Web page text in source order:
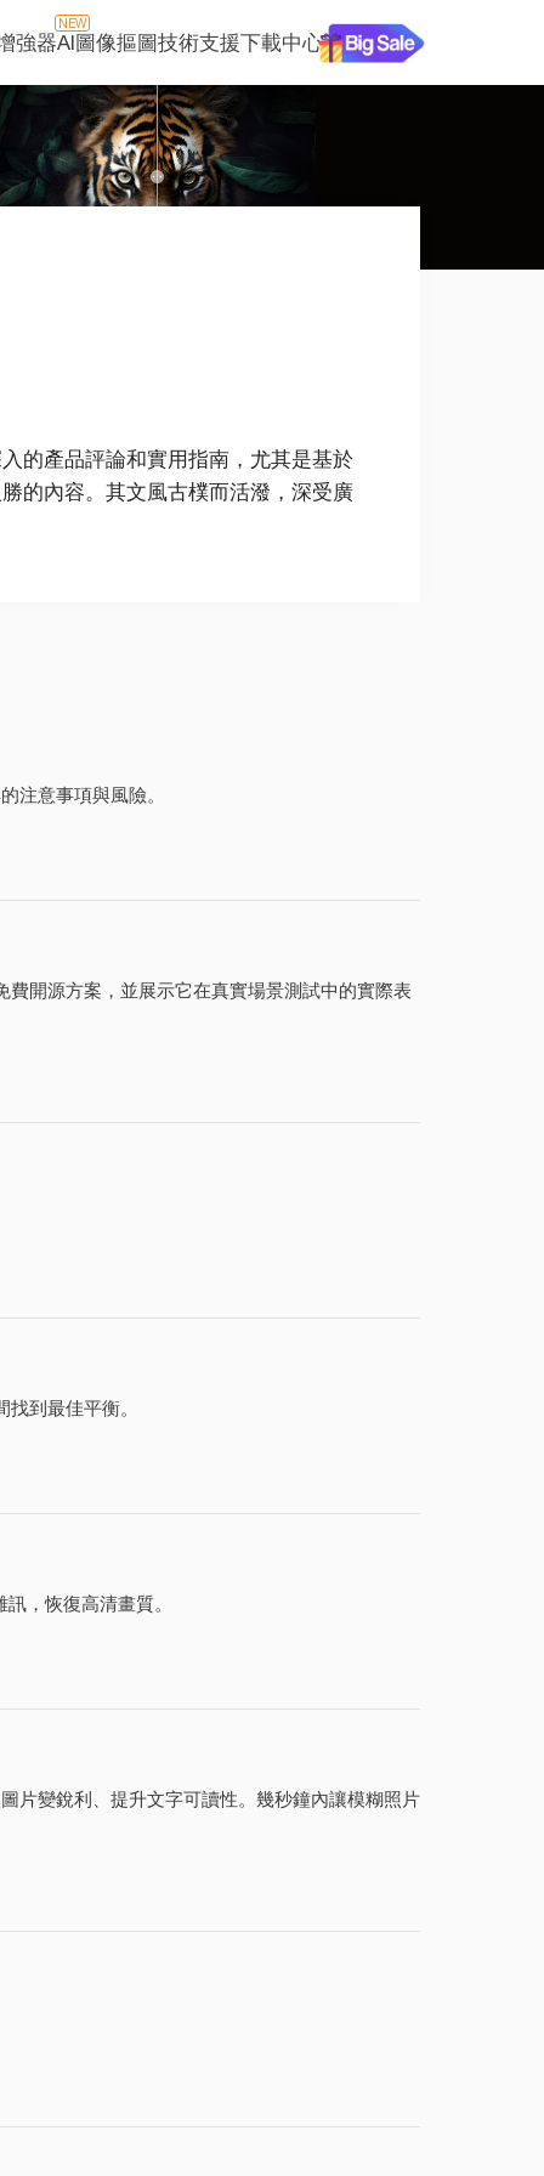
強器
NEW
AI圖像摳圖技術支援下載中心
的產品評論和實用指南，尤其是基於
的內容。其文風古樸而活潑，深受廣
注意事項與風險。
開源方案，並展示它在真實場景測試中的實際表
到最佳平衡。
，恢復高清畫質。
片變銳利、提升文字可讀性。幾秒鐘內讓模糊照片